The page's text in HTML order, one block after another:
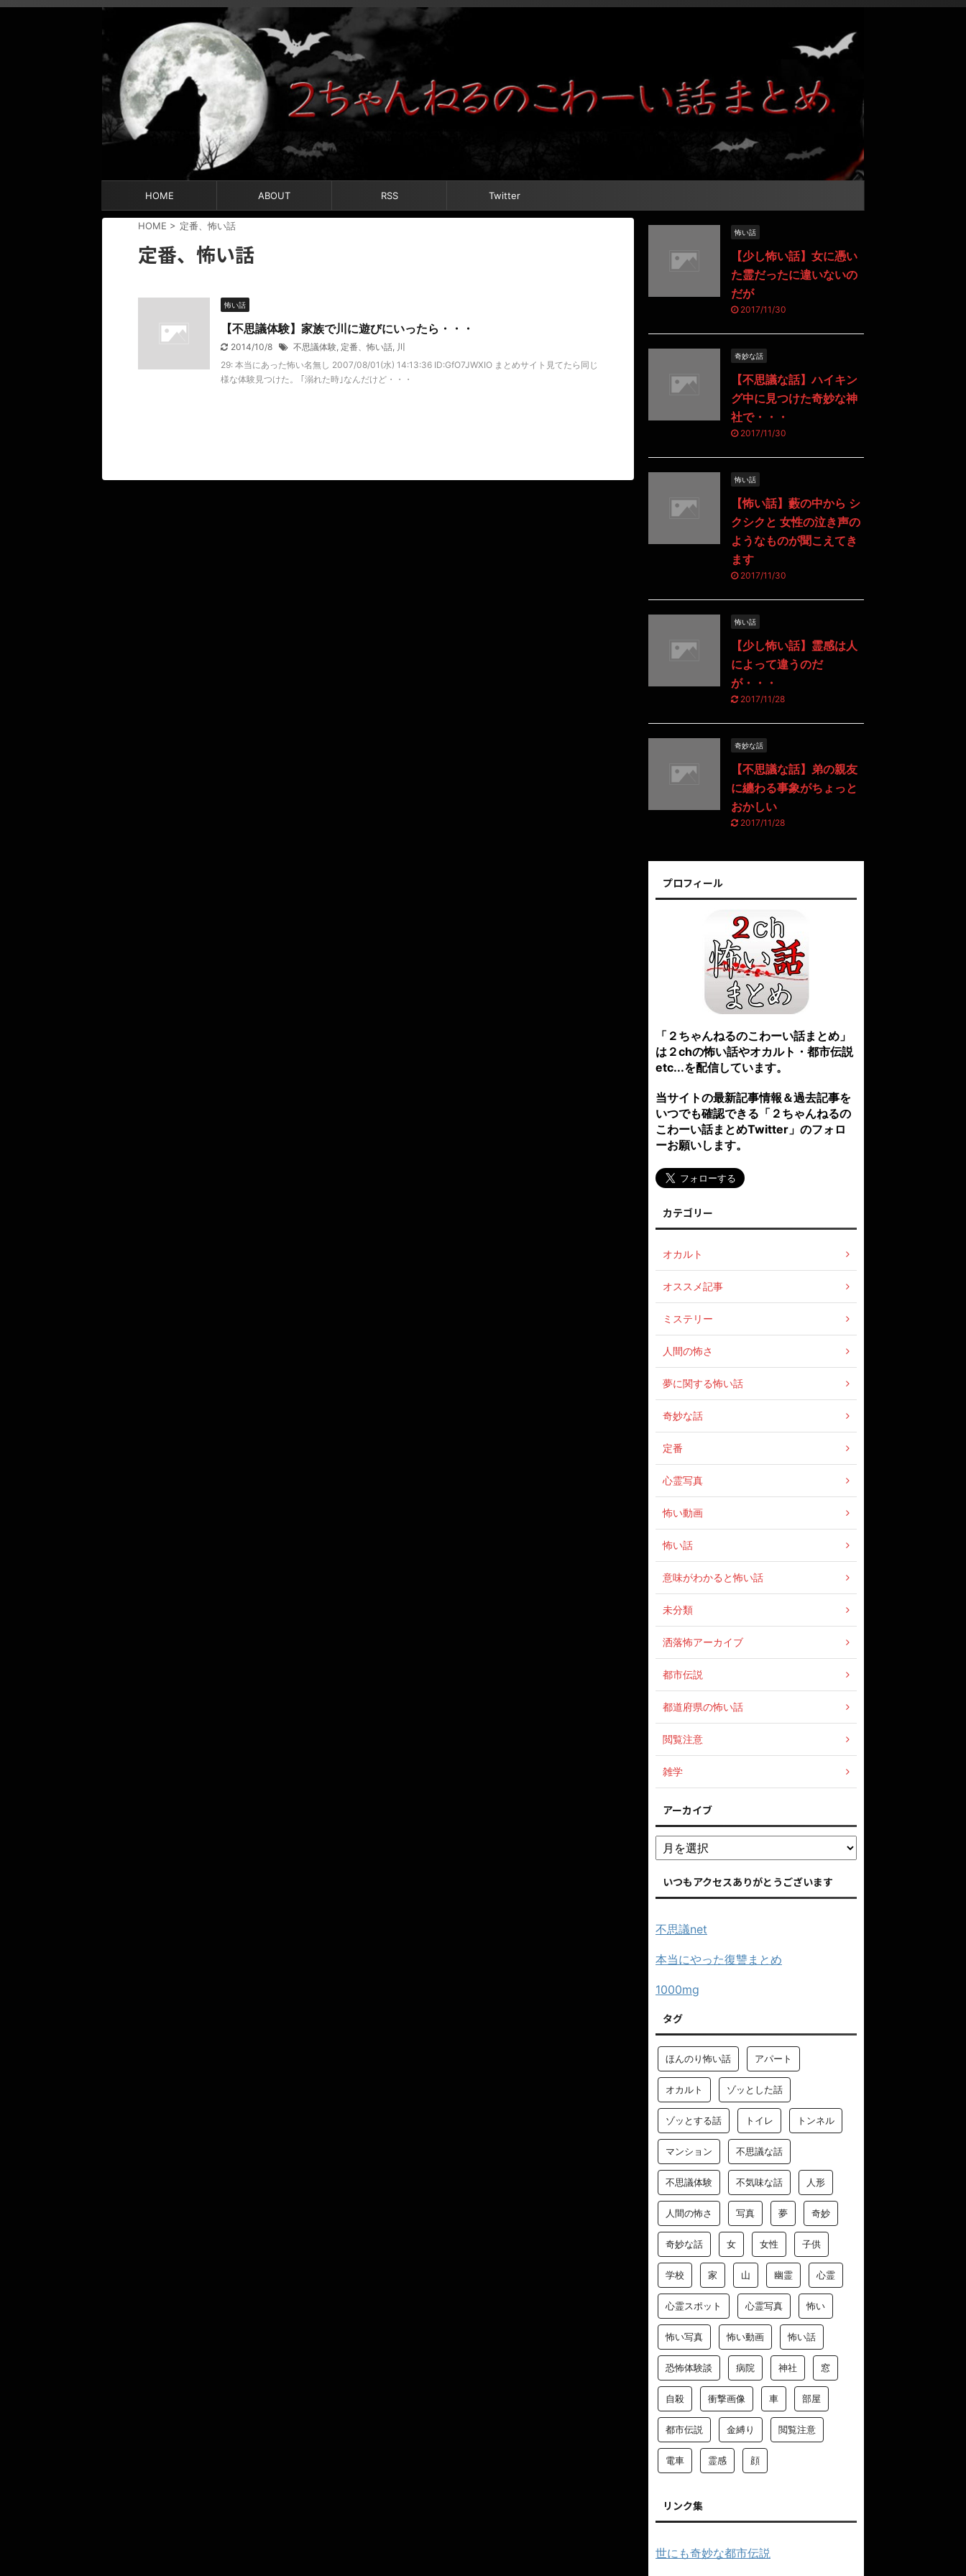
HOME ABOUT RSS Twitter
HOME > 定番、怖い話
定番、怖い話
怖い話
【不思議体験】家族で川に遊びにいったら・・・
2014/10/8 不思議体験 定番、怖い話 川
29: 本当にあった怖い名無し 2007/08/01(水) 14:13:36 ID:GfO7JWXIO まとめサイト見てたら同じ
様な体験見つけた。 ｢溺れた時｣なんだけど・・・
怖い話
【少し怖い話】女に憑い
た霊だったに違いないの
だが
2017/11/30
奇妙な話
【不思議な話】ハイキン
グ中に見つけた奇妙な神
社で・・・
2017/11/30
怖い話
【怖い話】藪の中から シ
クシクと 女性の泣き声の
ようなものが聞こえてき
ます
2017/11/30
怖い話
【少し怖い話】霊感は人
によって違うのだ
が・・・
2017/11/28
奇妙な話
【不思議な話】弟の親友
に纏わる事象がちょっと
おかしい
2017/11/28
プロフィール
「２ちゃんねるのこわーい話まとめ」
は２chの怖い話やオカルト・都市伝説
etc...を配信しています。
当サイトの最新記事情報＆過去記事を
いつでも確認できる「２ちゃんねるの
こわーい話まとめTwitter」のフォロ
ーお願いします。
カテゴリー
オカルト
オススメ記事
ミステリー
人間の怖さ
夢に関する怖い話
奇妙な話
定番
心霊写真
怖い動画
怖い話
意味がわかると怖い話
未分類
洒落怖アーカイブ
都市伝説
都道府県の怖い話
閲覧注意
雑学
アーカイブ
いつもアクセスありがとうございます
不思議net
本当にやった復讐まとめ
1000mg
タグ
ほんのり怖い話 アパート
オカルト ゾッとした話
ゾッとする話 トイレ トンネル
マンション 不思議な話
不思議体験 不気味な話 人形
人間の怖さ 写真 夢 奇妙
奇妙な話 女 女性 子供
学校 家 山 幽霊 心霊
心霊スポット 心霊写真 怖い
怖い写真 怖い動画 怖い話
恐怖体験談 病院 神社 窓
自殺 衝撃画像 車 部屋
都市伝説 金縛り 閲覧注意
電車 霊感 顔
リンク集
世にも奇妙な都市伝説